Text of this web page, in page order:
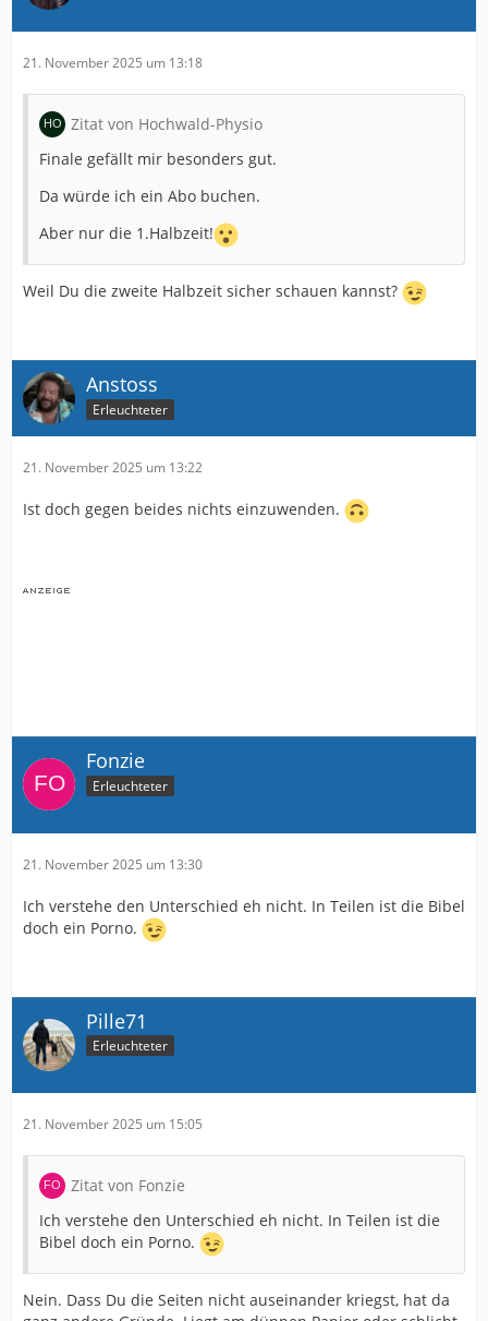
21. November 2025 um 13:18
Zitat von Hochwald-Physio
Finale gefällt mir besonders gut.
Da würde ich ein Abo buchen.
Aber nur die 1.Halbzeit!
Weil Du die zweite Halbzeit sicher schauen kannst?
Anstoss
Erleuchteter
21. November 2025 um 13:22
Ist doch gegen beides nichts einzuwenden.
Fonzie
Erleuchteter
21. November 2025 um 13:30
Ich verstehe den Unterschied eh nicht. In Teilen ist die Bibel
doch ein Porno.
Pille71
Erleuchteter
21. November 2025 um 15:05
Zitat von Fonzie
Ich verstehe den Unterschied eh nicht. In Teilen ist die
Bibel doch ein Porno.
Nein. Dass Du die Seiten nicht auseinander kriegst, hat da